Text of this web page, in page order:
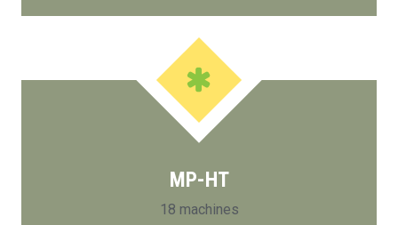
MP-HT
18 machines